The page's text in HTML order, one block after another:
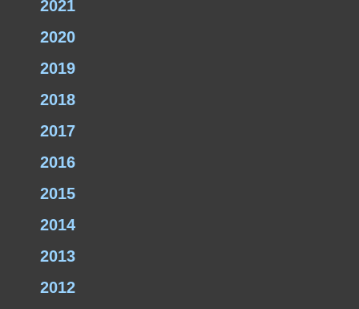
2021
2020
2019
2018
2017
2016
2015
2014
2013
2012